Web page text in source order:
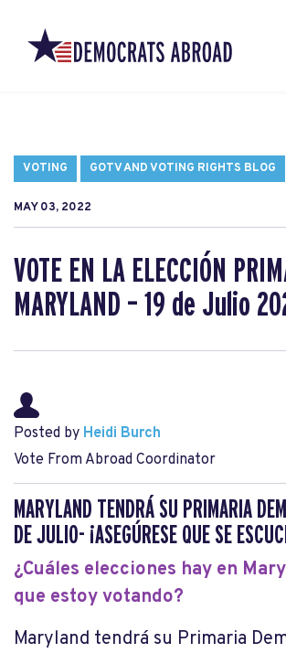
VOTING GOTV AND VOTING RIGHTS BLOG
MAY 03, 2022
VOTE EN LA ELECCIÓN
MARYLAND – 19 de Julio
Posted by Heidi Burch
Vote From Abroad Coordinator
MARYLAND TENDRÁ SU PRIMARIA
DE JULIO- ¡ASEGÚRESE QUE SE
¿Cuáles elecciones hay en
que estoy votando?
Maryland tendrá su Primaria